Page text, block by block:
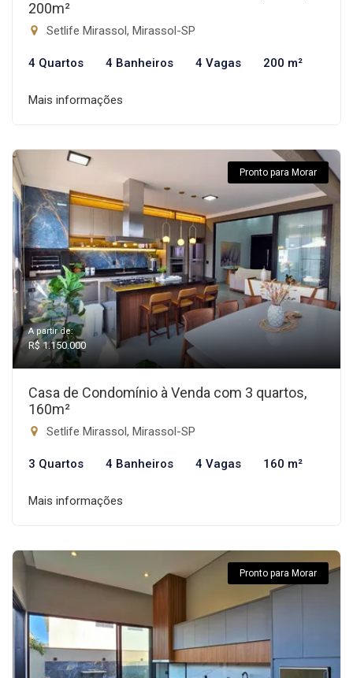
200m²
Setlife Mirassol, Mirassol-SP
4 Quartos 4 Banheiros 4 Vagas 200 m²
Mais informações
Pronto para Morar
A partir de:
R$ 1.150.000
Casa de Condomínio à Venda com 3 quartos,
160m²
Setlife Mirassol, Mirassol-SP
3 Quartos 4 Banheiros 4 Vagas 160 m²
Mais informações
Pronto para Morar